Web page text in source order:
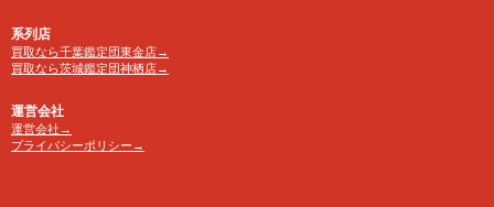
系列店
買取なら千葉鑑定団東金店→
買取なら茨城鑑定団神栖店→
運営会社
運営会社→
プライバシーポリシー→